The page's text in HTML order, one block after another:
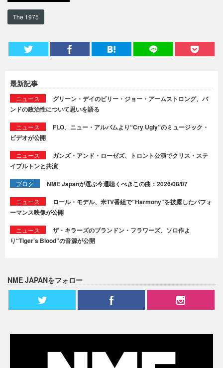
The 1975
最新記事
ニュース
グリーン・デイのビリー・ジョー・アームストロング、バ
ンドの政治性について思いを語る
ニュース
FLO、ニュー・アルバムより“Cry Ugly”のミュージック・
ビデオが公開
ニュース
ガンズ・アンド・ローゼズ、トロント公演でクリス・ステ
イプルトンと共演
ブログ NME Japanが選ぶ今週聴くべきこの曲：2026/08/07
ニュース
ロール・モデル、米TV番組で“Harmony”を披露したパフォ
ーマンス映像が公開
ニュース
ザ・キラーズのブランドン・フラワーズ、ソロ作よ
り“Tiger's Blood”の音源が公開
NME JAPANをフォロー